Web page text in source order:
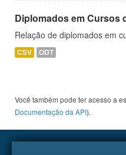
Diplomados em Cursos
Relação de diplomados em
CSV ODT
Você também pode ter acesso a
Documentação da API).